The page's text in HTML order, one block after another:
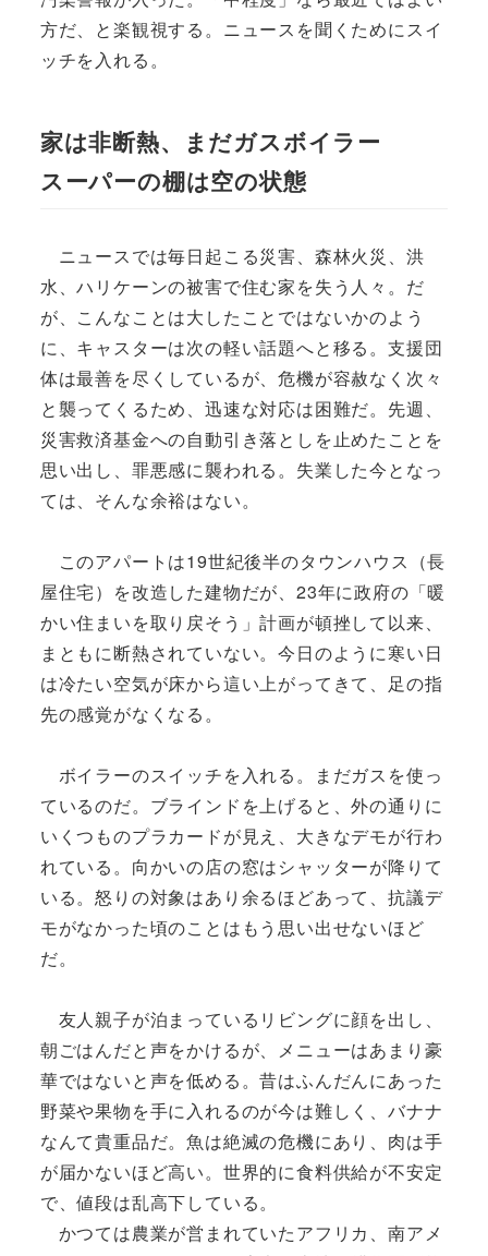
方だ、と楽観視する。ニュースを聞くためにスイ
ッチを入れる。
家は非断熱、まだガスボイラー
スーパーの棚は空の状態
ニュースでは毎日起こる災害、森林火災、洪
水、ハリケーンの被害で住む家を失う人々。だ
が、こんなことは大したことではないかのよう
に、キャスターは次の軽い話題へと移る。支援団
体は最善を尽くしているが、危機が容赦なく次々
と襲ってくるため、迅速な対応は困難だ。先週、
災害救済基金への自動引き落としを止めたことを
思い出し、罪悪感に襲われる。失業した今となっ
ては、そんな余裕はない。
このアパートは19世紀後半のタウンハウス（長
屋住宅）を改造した建物だが、23年に政府の「暖
かい住まいを取り戻そう」計画が頓挫して以来、
まともに断熱されていない。今日のように寒い日
は冷たい空気が床から這い上がってきて、足の指
先の感覚がなくなる。
ボイラーのスイッチを入れる。まだガスを使っ
ているのだ。ブラインドを上げると、外の通りに
いくつものプラカードが見え、大きなデモが行わ
れている。向かいの店の窓はシャッターが降りて
いる。怒りの対象はあり余るほどあって、抗議デ
モがなかった頃のことはもう思い出せないほど
だ。
友人親子が泊まっているリビングに顔を出し、
朝ごはんだと声をかけるが、メニューはあまり豪
華ではないと声を低める。昔はふんだんにあった
野菜や果物を手に入れるのが今は難しく、バナナ
なんて貴重品だ。魚は絶滅の危機にあり、肉は手
が届かないほど高い。世界的に食料供給が不安定
で、値段は乱高下している。
かつては農業が営まれていたアフリカ、南アメ